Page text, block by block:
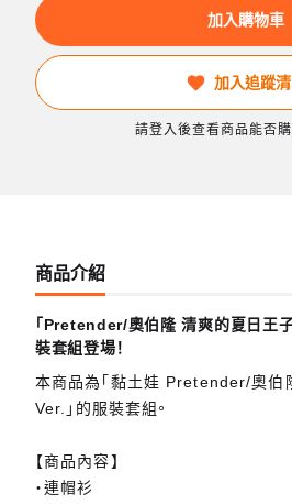
加入購物車
加入追蹤
請登入後查看商品能否購
商品介紹
「Pretender/奧伯隆 清爽的夏日王
裝套組登場！
本商品為「黏土娃 Pretender/奧伯
Ver.」的服裝套組。
【商品內容】
・連帽衫